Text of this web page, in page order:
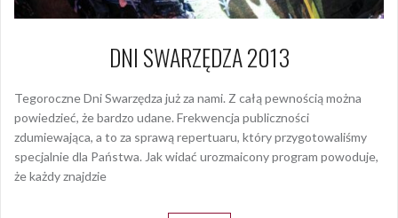
DNI SWARZĘDZA 2013
Tegoroczne Dni Swarzędza już za nami. Z całą pewnością można
powiedzieć, że bardzo udane. Frekwencja publiczności
zdumiewająca, a to za sprawą repertuaru, który przygotowaliśmy
specjalnie dla Państwa. Jak widać urozmaicony program powoduje,
że każdy znajdzie